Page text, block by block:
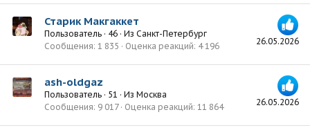
26.05.2026
Старик Макгаккет
Пользователь · 46 · Из Санкт-Петербург
Сообщения 1 835 Оценка реакций 4 196
26.05.2026
ash-oldgaz
Пользователь · 51 · Из Москва
Сообщения 9 017 Оценка реакций 11 864